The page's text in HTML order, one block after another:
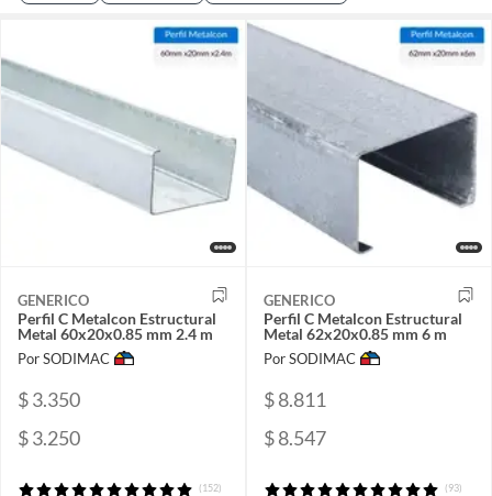
GENERICO
Perfil C Metalcon Estructural
Metal 60x20x0.85 mm 2.4 m
Por SODIMAC
$ 3.350
$ 3.250
(152)
GENERICO
Perfil C Metalcon Estructural
Metal 62x20x0.85 mm 6 m
Por SODIMAC
$ 8.811
$ 8.547
(93)